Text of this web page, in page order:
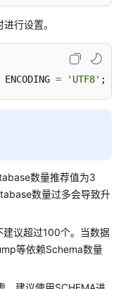
行设置。
ENCODING = 'UTF8' ;
数量推荐值为3
数量过多会导致升
建议超过100个。当数据
等依赖Schema数量